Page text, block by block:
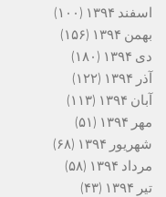
اسفند ۱۳۹۴
(۱۰۰)
بهمن ۱۳۹۴
(۱۵۶)
دی ۱۳۹۴
(۱۸۰)
آذر ۱۳۹۴
(۱۲۲)
آبان ۱۳۹۴
(۱۱۳)
مهر ۱۳۹۴
(۵۱)
شهریور ۱۳۹۴
(۶۸)
مرداد ۱۳۹۴
(۵۸)
تیر ۱۳۹۴
(۴۳)